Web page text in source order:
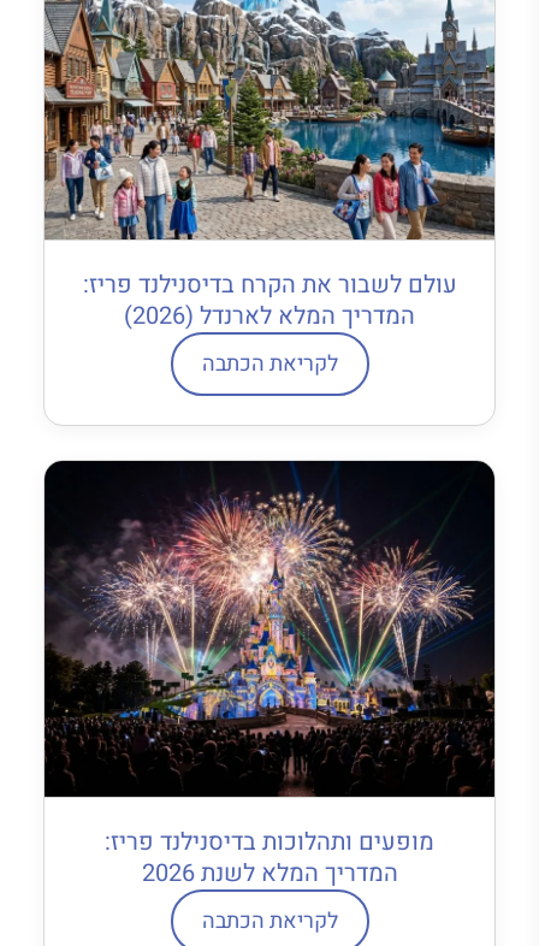
עולם לשבור את הקרח בדיסנילנד פריז:
המדריך המלא לארנדל (2026)
לקריאת הכתבה
מופעים ותהלוכות בדיסנילנד פריז:
המדריך המלא לשנת 2026
לקריאת הכתבה